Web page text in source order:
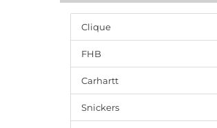
Clique
FHB
Carhartt
Snickers